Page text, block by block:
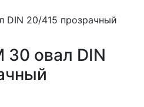
овал DIN